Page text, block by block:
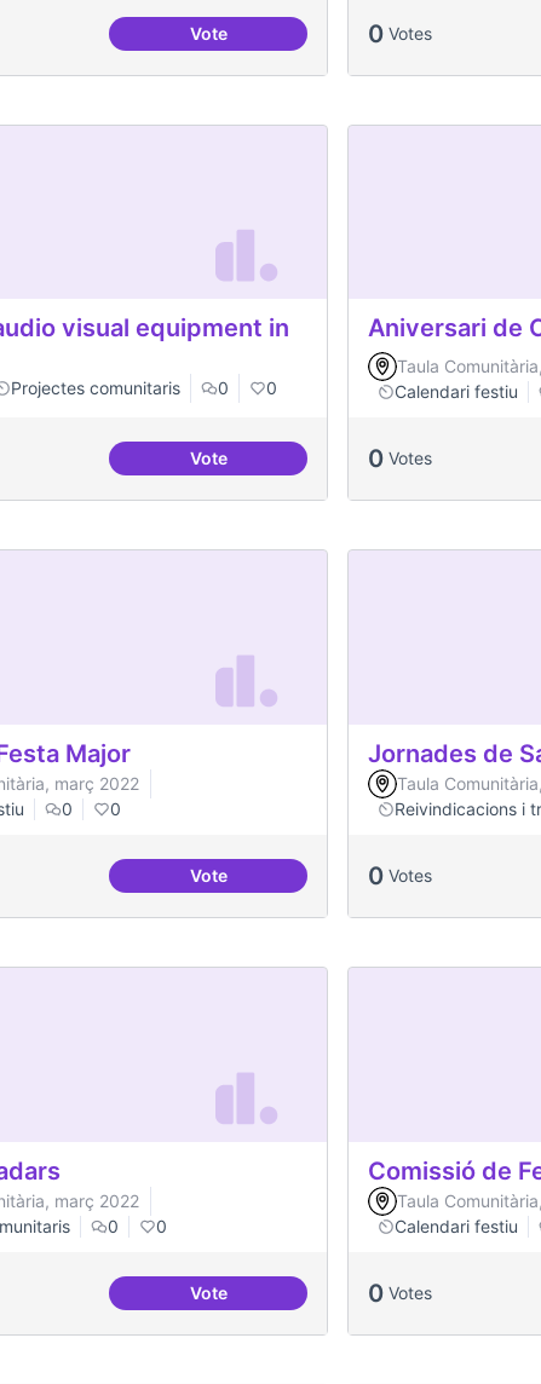
VoteDates clau al Casal 0 Votes
visual equipment in
Projectes comunitaris 0 0
VoteHelp with audio visual equipment in
Aniversari de
Taula
Calendari festiu
0 Votes
Major
març 2022
0 0
VoteUna única Festa Major
Jornades de
Taula
Reivindicacions i
0 Votes
març 2022
0 0
VoteProjecte Radars
Comissió de
Taula
Calendari festiu
0 Votes